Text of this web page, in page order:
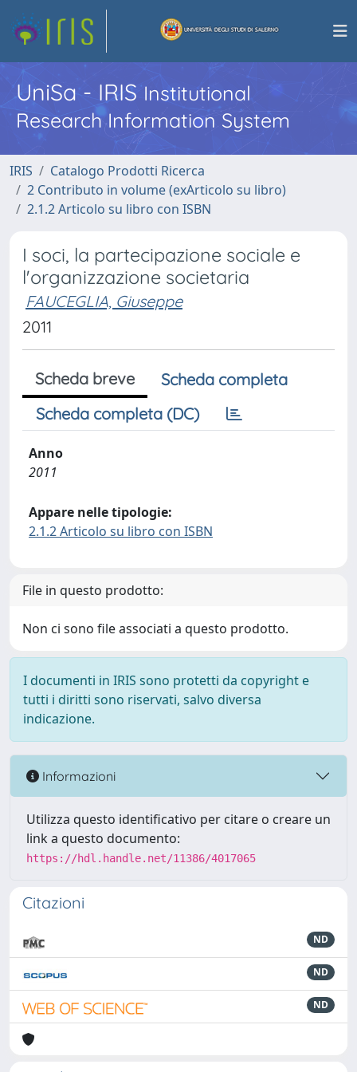
UniSa - IRISInstitutional
Research Information System
IRIS
Catalogo Prodotti Ricerca
2 Contributo in volume (exArticolo su libro)
2.1.2 Articolo su libro con ISBN
I soci, la partecipazione sociale e
l'organizzazione societaria
FAUCEGLIA, Giuseppe
2011
Scheda breve
Scheda completa
Scheda completa (DC)
Anno
2011
Appare nelle tipologie:
2.1.2 Articolo su libro con ISBN
File in questo prodotto:
Non ci sono file associati a questo prodotto.
I documenti in IRIS sono protetti da copyright e
tutti i diritti sono riservati, salvo diversa
indicazione.
Informazioni
Utilizza questo identificativo per citare o creare un
link a questo documento:
https://hdl.handle.net/11386/4017065
Citazioni
ND
ND
ND